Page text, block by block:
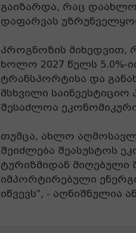
გაიზარდა, რაც
დაფარვას
პროგნოზის მიხედვით,
ხოლო 2027 წელს 5.0%-
ტრანსპორტისა და
მსხვილი
შესაძლოა
თუმცა, ახლო
შეიძლება შეასუსტოს
ტურიზმიდან მიღებული
იმპორტირებული
იწვევს”, - აღნიშნულია